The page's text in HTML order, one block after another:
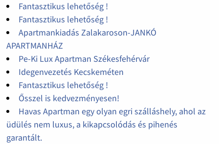
Fantasztikus lehetőség !
Fantasztikus lehetőség !
Apartmankiadás Zalakaroson-JANKÓ
APARTMANHÁZ
Pe-Ki Lux Apartman Székesfehérvár
Idegenvezetés Kecskeméten
Fantasztikus lehetőség !
Ősszel is kedvezményesen!
Havas Apartman egy olyan egri szálláshely, ahol az
üdülés nem luxus, a kikapcsolódás és pihenés
garantált.